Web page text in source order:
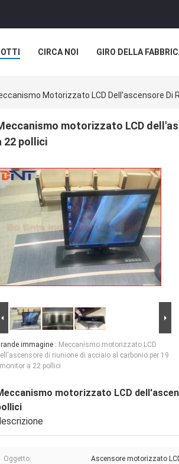
CIRCA NOI GIRO DELLA
Motorizzato LCD Dell'ascensore Di
motorizzato LCD
22 pollici
immagine : Meccanismo motorizzato LCD
di riunione di acciaio al carbonio per 19
a 22 pollici
motorizzato LCD
Oggetto: Ascensore motorizzato